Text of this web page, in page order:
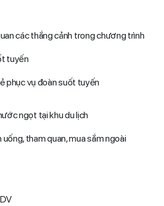
các thắng cảnh trong chương trình
tuyến
phục vụ đoàn suốt tuyến
ngọt tại khu du lịch
uống, tham quan, mua sắm ngoài